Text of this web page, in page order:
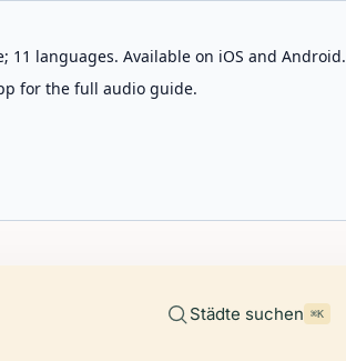
11 languages. Available on iOS and Android.
for the full audio guide.
Städte suchen ⌘K